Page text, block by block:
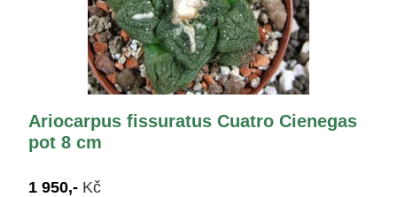
Ariocarpus fissuratus Cuatro Cienegas
pot 8 cm
1 950,- Kč